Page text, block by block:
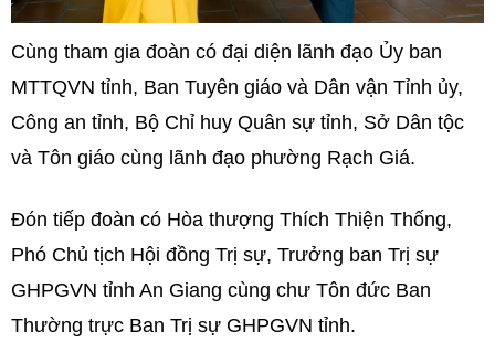
Cùng tham gia đoàn có đại diện lãnh đạo Ủy ban
MTTQVN tỉnh, Ban Tuyên giáo và Dân vận Tỉnh ủy,
Công an tỉnh, Bộ Chỉ huy Quân sự tỉnh, Sở Dân tộc
và Tôn giáo cùng lãnh đạo phường Rạch Giá.
Đón tiếp đoàn có Hòa thượng Thích Thiện Thống,
Phó Chủ tịch Hội đồng Trị sự, Trưởng ban Trị sự
GHPGVN tỉnh An Giang cùng chư Tôn đức Ban
Thường trực Ban Trị sự GHPGVN tỉnh.